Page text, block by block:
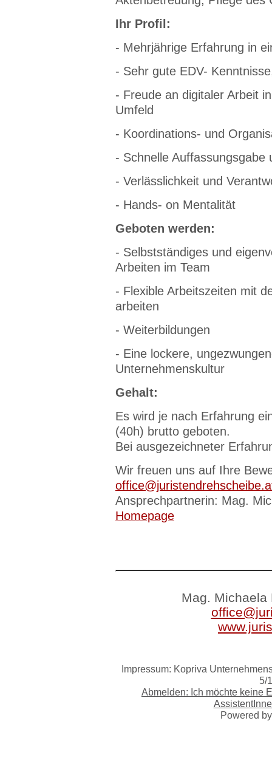
Ihr Profil:
- Mehrjährige Erfahrung in
- Sehr gute EDV-
- Freude an digitaler Arbeit
Umfeld
- Koordinations- und
- Schnelle Auffassungsgabe
- Verlässlichkeit und
- Hands- on Mentalität
Geboten werden:
- Selbstständiges und
Arbeiten im Team
- Flexible Arbeitszeiten mit
arbeiten
- Weiterbildungen
- Eine lockere,
Unternehmenskultur
Gehalt:
Es wird je nach Erfahrung
(40h) brutto geboten.
Bei ausgezeichneter
Wir freuen uns auf Ihre
Ansprechpartnerin: Mag.
Homepage
Mag. Michaela
Impressum: Kopriva
5/
Abmelden: Ich möchte keine
Powered